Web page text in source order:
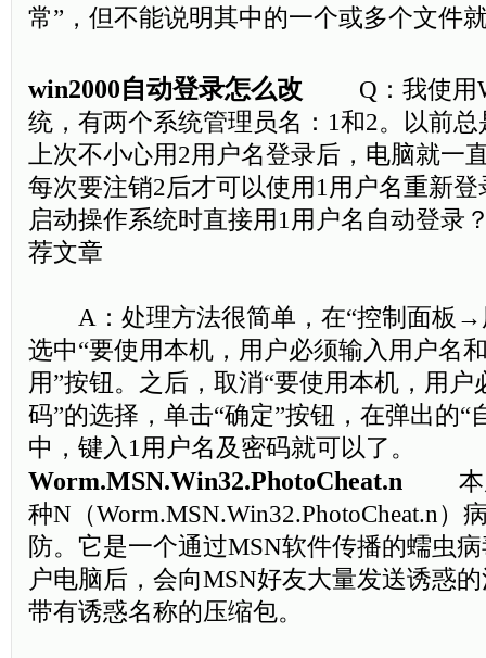
常”，但不能说明其中的一个或多个文件
win2000自动登录怎么改 Q：我使用
统，有两个系统管理员名：1和2。以前
上次不小心用2用户名登录后，电脑就一
每次要注销2后才可以使用1用户名重新
启动操作系统时直接用1用户名自动登录
荐文章
A：处理方法很简单，在“控制面板→
选中“要使用本机，用户必须输入用户名
用”按钮。之后，取消“要使用本机，用
码”的选择，单击“确定”按钮，在弹出的“
中，键入1用户名及密码就可以了。
Worm.MSN.Win32.PhotoCheat.n 本周
种N（Worm.MSN.Win32.PhotoCheat.n）
防。它是一个通过MSN软件传播的蠕虫
户电脑后，会向MSN好友大量发送诱惑
带有诱惑名称的压缩包。